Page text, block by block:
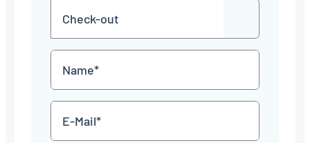
JJJJ
TT
Punkt
MM
JJJJ
Mail